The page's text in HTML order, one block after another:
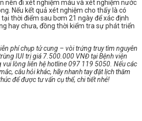
nên đi xét nghiệm máu và xét nghiệm nước
Nếu kết quả xét nghiệm cho thấy là có
thời điểm sau bơm 21 ngày để xác định
hay chưa, đồng thời kiểm tra sự phát triển
phí chụp tử cung – vòi trứng truy tìm nguyên
IUI trị giá 7.500.000 VNĐ tại Bệnh viện
vui lòng liên hệ hotline 097 119 5050. Nếu các
câu hỏi khác, hãy nhanh tay đặt lịch thăm
để được tư vấn cụ thể, chi tiết nhé!